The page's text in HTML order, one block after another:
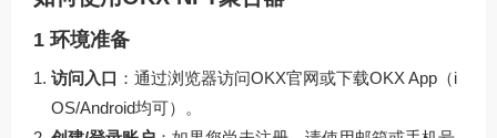
1 环境准备
访问入口 ：通过浏览器访问OKX官网或下载OKX App（i
OS/Android均可）。